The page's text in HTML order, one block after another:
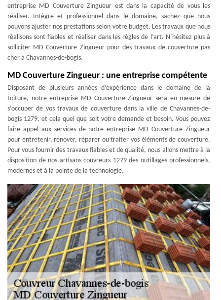
entreprise MD Couverture Zingueur est dans la capacité de vous les
réaliser. Intègre et professionnel dans le domaine, sachez que nous
pouvons ajuster nos prestations selon votre budget. Les travaux que nous
réalisons sont fiables et réaliser dans les règles de l’art. N’hésitez plus à
solliciter MD Couverture Zingueur pour des travaux de couverture pas
cher à Chavannes-de-bogis.
MD Couverture Zingueur : une entreprise compétente
Disposant de plusieurs années d’expérience dans le domaine de la
toiture, notre entreprise MD Couverture Zingueur sera en mesure de
s’occuper de vos travaux de couverture dans la ville de Chavannes-de-
bogis 1279, et cela quel que soit votre demande et besoin. Vous pouvez
faire appel aux services de notre entreprise MD Couverture Zingueur
pour entretenir, rénover, réparer ou traiter vos éléments de couverture.
Pour vous fournir des travaux fiables et de qualité, nous allons mettre à la
disposition de nos artisans couvreurs 1279 des outillages professionnels,
modernes et à la pointe de la technologie.